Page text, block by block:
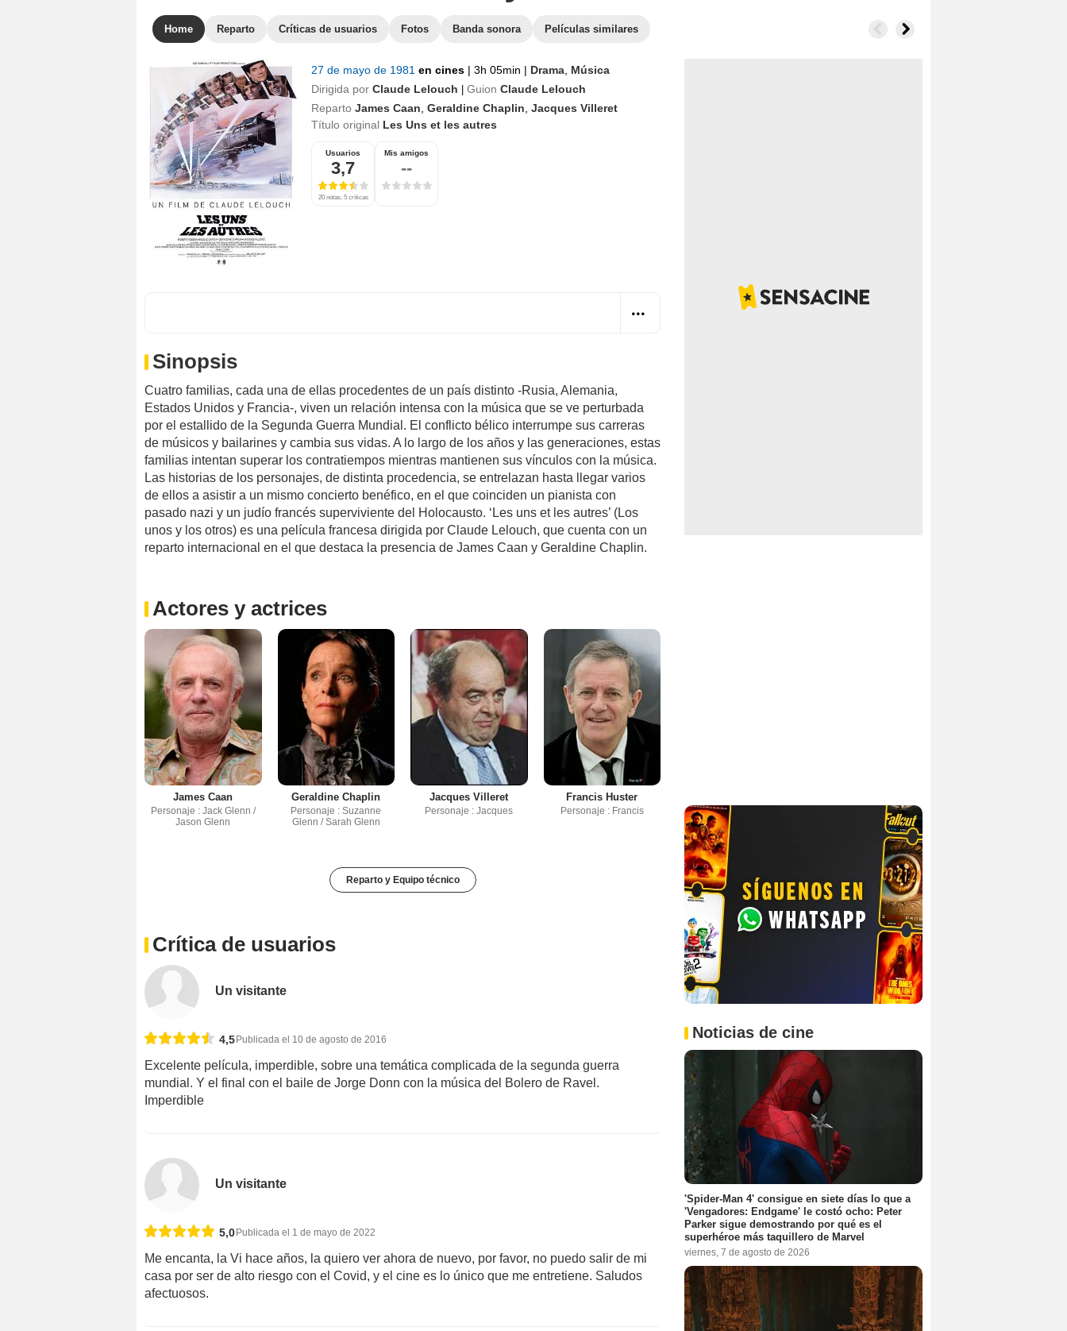
Home Reparto Críticas de usuarios Fotos Banda sonora Películas similares
27 de mayo de 1981 en cines | 3h 05min | Drama Música
Dirigida por Claude Lelouch Guion Claude Lelouch
Reparto James Caan Geraldine Chaplin Jacques Villeret
Título original Les Uns et les autres
Usuarios
3,7
20 notas, 5 críticas
Mis amigos
--
Sinopsis
Cuatro familias, cada una de ellas procedentes de un país distinto -Rusia, Alemania,
Estados Unidos y Francia-, viven un relación intensa con la música que se ve perturbada
por el estallido de la Segunda Guerra Mundial. El conflicto bélico interrumpe sus carreras
de músicos y bailarines y cambia sus vidas. A lo largo de los años y las generaciones, estas
familias intentan superar los contratiempos mientras mantienen sus vínculos con la música.
Las historias de los personajes, de distinta procedencia, se entrelazan hasta llegar varios
de ellos a asistir a un mismo concierto benéfico, en el que coinciden un pianista con
pasado nazi y un judío francés superviviente del Holocausto. ‘Les uns et les autres’ (Los
unos y los otros) es una película francesa dirigida por Claude Lelouch, que cuenta con un
reparto internacional en el que destaca la presencia de James Caan y Geraldine Chaplin.
Actores y actrices
James Caan
Personaje : Jack Glenn /
Jason Glenn
Geraldine Chaplin
Personaje : Suzanne
Glenn / Sarah Glenn
Jacques Villeret
Personaje : Jacques
Francis Huster
Personaje : Francis
Reparto y Equipo técnico
Crítica de usuarios
Un visitante
4,5Publicada el 10 de agosto de 2016
Excelente película, imperdible, sobre una temática complicada de la segunda guerra
mundial. Y el final con el baile de Jorge Donn con la música del Bolero de Ravel.
Imperdible
Un visitante
5,0 Publicada el 1 de mayo de 2022
Me encanta, la Vi hace años, la quiero ver ahora de nuevo, por favor, no puedo salir de mi
casa por ser de alto riesgo con el Covid, y el cine es lo único que me entretiene. Saludos
afectuosos.
Noticias de cine
'Spider-Man 4' consigue en siete días lo que a
'Vengadores: Endgame' le costó ocho: Peter
Parker sigue demostrando por qué es el
superhéroe más taquillero de Marvel
viernes, 7 de agosto de 2026